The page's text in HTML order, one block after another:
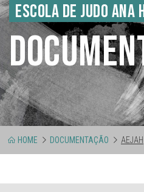
ESCOLA DE JUDO ANA
HOME DOCUMENTAÇÃO AEJAH